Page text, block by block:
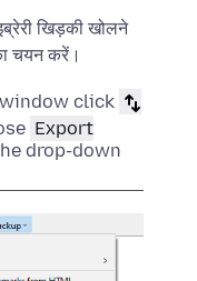
खिड़की खोलने
चयन करें।
window click
Export
drop-down